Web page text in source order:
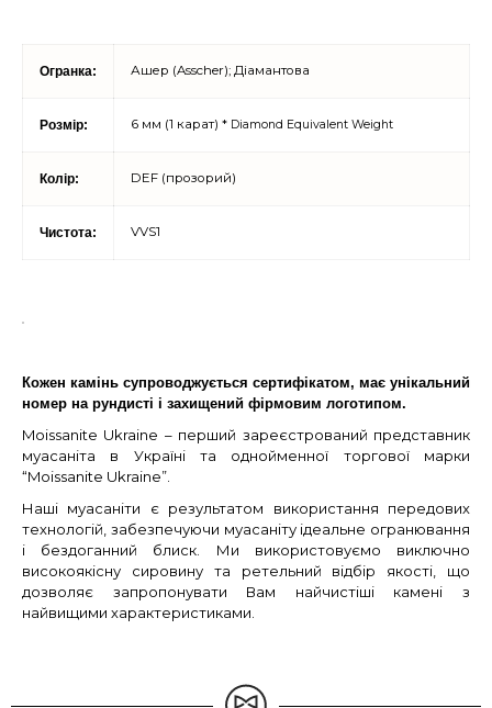
Огранка: Ашер (Asscher); Діамантова
Розмір: 6 мм (1 карат) * Diamond Equivalent Weight
Колір: DEF (прозорий)
Чистота: VVS1
Кожен камінь супроводжується сертифікатом, має унікальний
номер на рундисті і захищений фірмовим логотипом.
Moissanite Ukraine – перший зареєстрований представник
муасаніта в Україні та однойменної торгової марки
“Moissanite Ukraine”.
Наші муасаніти є результатом використання передових
технологій, забезпечуючи муасаніту ідеальне огранювання
і бездоганний блиск. Ми використовуємо виключно
високоякісну сировину та ретельний відбір якості, що
дозволяє запропонувати Вам найчистіші камені з
найвищими характеристиками.